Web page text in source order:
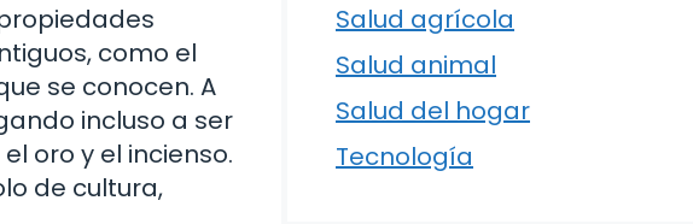
como el
se conocen. A
incluso a ser
oro y el incienso.
de cultura,
Salud agrícola
Salud animal
Salud del hogar
Tecnología